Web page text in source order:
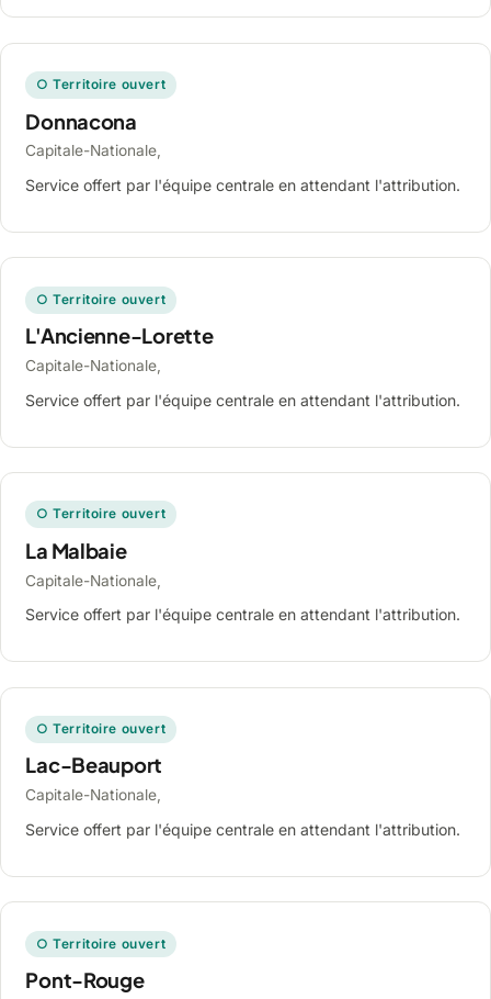
○ Territoire ouvert
Donnacona
Capitale-Nationale,
Service offert par l'équipe centrale en attendant l'attribution.
○ Territoire ouvert
L'Ancienne-Lorette
Capitale-Nationale,
Service offert par l'équipe centrale en attendant l'attribution.
○ Territoire ouvert
La Malbaie
Capitale-Nationale,
Service offert par l'équipe centrale en attendant l'attribution.
○ Territoire ouvert
Lac-Beauport
Capitale-Nationale,
Service offert par l'équipe centrale en attendant l'attribution.
○ Territoire ouvert
Pont-Rouge